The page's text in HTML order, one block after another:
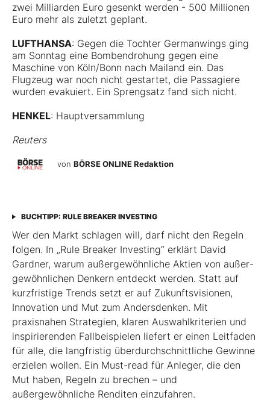
zwei Milliarden Euro gesenkt werden - 500 Millionen
Euro mehr als zuletzt geplant.
LUFTHANSA: Gegen die Tochter Germanwings ging
am Sonntag eine Bombendrohung gegen eine
Maschine von Köln/Bonn nach Mailand ein. Das
Flugzeug war noch nicht gestartet, die Passagiere
wurden evakuiert. Ein Sprengsatz fand sich nicht.
HENKEL: Hauptversammlung
Reuters
von BÖRSE ONLINE Redaktion
BUCHTIPP: RULE BREAKER INVESTING
Wer den Markt schlagen will, darf nicht den Regeln
folgen. In „Rule Breaker Investing“ erklärt David
Gardner, warum außergewöhnliche Aktien von außer­
gewöhnlichen Denkern entdeckt werden. Statt auf
kurzfristige Trends setzt er auf Zukunftsvisionen,
Innovation und Mut zum Andersdenken. Mit
praxisnahen Strategien, klaren Auswahlkriterien und
inspirierenden Fallbeispielen liefert er einen Leit­faden
für alle, die langfristig überdurchschnittliche Gewinne
erzielen wollen. Ein Must-read für Anleger, die den
Mut haben, Regeln zu brechen – und
außergewöhnliche Renditen einzufahren.